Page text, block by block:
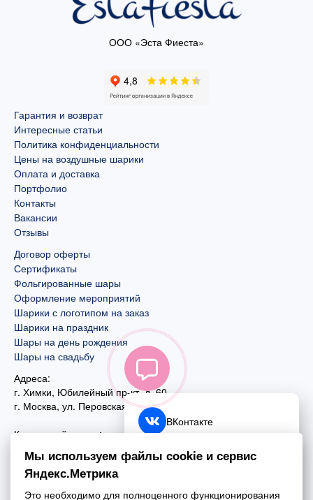
ООО «Эста Фиеста»
Гарантия и возврат
Интересные статьи
Политика конфиденциальности
Цены на воздушные шарики
Оплата и доставка
Портфолио
Контакты
Вакансии
Отзывы
Договор оферты
Сертификаты
Фольгированные шары
Оформление мероприятий
Шарики с логотипом на заказ
Шарики на праздник
Шары на день рождения
Шары на свадьбу
Адреса:
г. Химки, Юбилейный пр-кт, д. 60
г. Москва, ул. Перовская, д. 59
Контактный номер:
+7 (495) 970-44-75
Почта:
ВКонтакте
Telegram
Мы используем файлы cookie и сервис
Яндекс.Метрика
Это необходимо для полноценного функционирования